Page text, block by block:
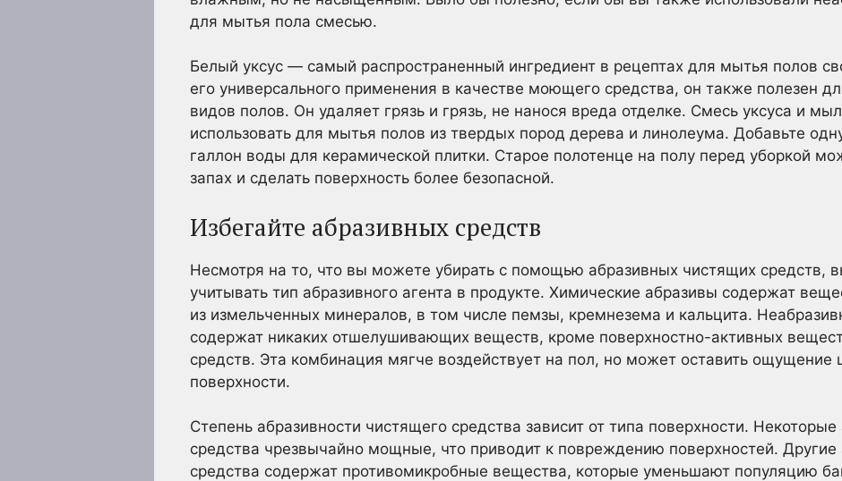
для мытья пола смесью.
Белый уксус — самый распространенный ингредиент в рецептах для мытья полов
его универсального применения в качестве моющего средства, он также полезен
видов полов. Он удаляет грязь и грязь, не нанося вреда отделке. Смесь уксуса и
использовать для мытья полов из твердых пород дерева и линолеума. Добавьте
галлон воды для керамической плитки. Старое полотенце на полу перед уборкой
запах и сделать поверхность более безопасной.
Избегайте абразивных средств
Несмотря на то, что вы можете убирать с помощью абразивных чистящих средств,
учитывать тип абразивного агента в продукте. Химические абразивы содержат
из измельченных минералов, в том числе пемзы, кремнезема и кальцита.
содержат никаких отшелушивающих веществ, кроме поверхностно-активных
средств. Эта комбинация мягче воздействует на пол, но может оставить ощущение
поверхности.
Степень абразивности чистящего средства зависит от типа поверхности.
средства чрезвычайно мощные, что приводит к повреждению поверхностей.
средства содержат противомикробные вещества, которые уменьшают популяцию